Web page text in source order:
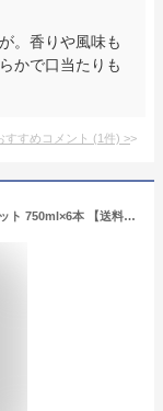
。香りや風味も
かで口当たりも
すすめコメント (1件) >
サッポロ イエローテイル ワイン 選べる6本セット 750ml×6本 【送料無料※一部地域は除く】オリジナル 赤ワイン 白ワイン オーストラリアワイン